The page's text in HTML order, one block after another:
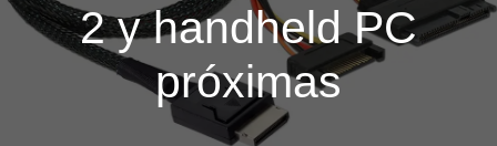
2 y handheld PC
próximas